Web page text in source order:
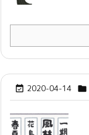
 2020-04-14 